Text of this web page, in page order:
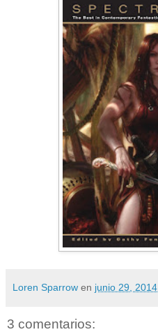
Loren Sparrow en junio 29, 2014
3 comentarios: